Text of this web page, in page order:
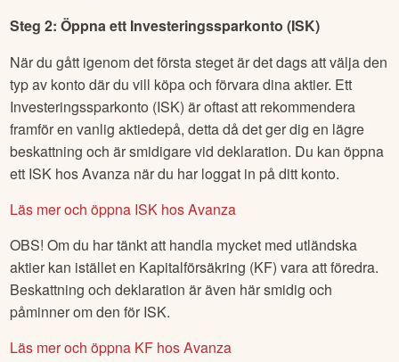
Steg 2: Öppna ett Investeringssparkonto (ISK)
När du gått igenom det första steget är det dags att välja den
typ av konto där du vill köpa och förvara dina aktier. Ett
Investeringssparkonto (ISK) är oftast att rekommendera
framför en vanlig aktiedepå, detta då det ger dig en lägre
beskattning och är smidigare vid deklaration. Du kan öppna
ett ISK hos Avanza när du har loggat in på ditt konto.
Läs mer och öppna ISK hos Avanza
OBS! Om du har tänkt att handla mycket med utländska
aktier kan istället en Kapitalförsäkring (KF) vara att föredra.
Beskattning och deklaration är även här smidig och
påminner om den för ISK.
Läs mer och öppna KF hos Avanza